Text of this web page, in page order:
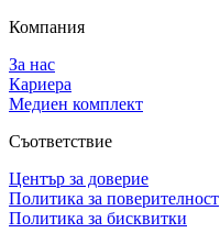
Компания
За нас
Кариера
Медиен комплект
Съответствие
Център за доверие
Политика за поверителност
Политика за бисквитки